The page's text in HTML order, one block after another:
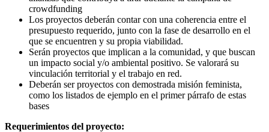
crowdfunding
Los proyectos deberán contar con una coherencia entre el
presupuesto requerido, junto con la fase de desarrollo en el
que se encuentren y su propia viabilidad.
Serán proyectos que implican a la comunidad, y que buscan
un impacto social y/o ambiental positivo. Se valorará su
vinculación territorial y el trabajo en red.
Deberán ser proyectos con demostrada misión feminista,
como los listados de ejemplo en el primer párrafo de estas
bases
Requerimientos del proyecto: